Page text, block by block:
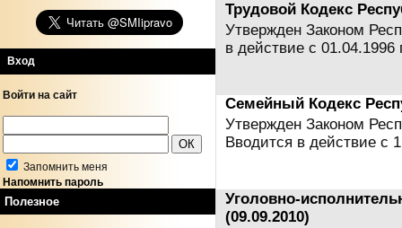
Вход
Войти на сайт
Запомнить меня
Напомнить пароль
Полезное
Трудовой Кодекс
Утвержден Законом
в действие с
Семейный Кодекс
Утвержден Законом
Вводится в действие с
Уголовно-
(09.09.2010)